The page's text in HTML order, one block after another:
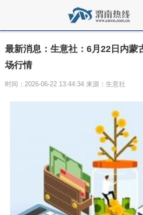
最新消息：生意社：6月22日内蒙
场行情
时间：2026-06-22 13:44:34 来源：生意社